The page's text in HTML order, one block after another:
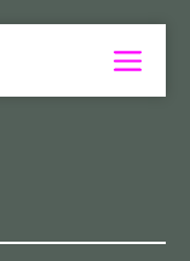
Menu